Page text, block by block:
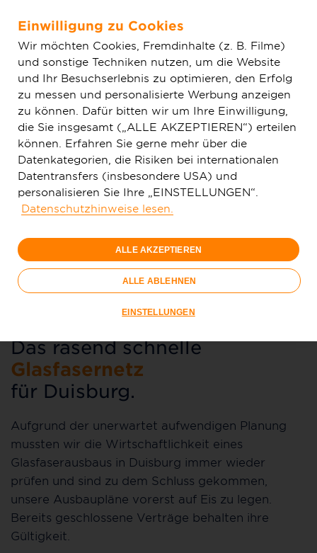
Zum Hauptinhalt springen
Glasfaser & Ausbau Ausbaugebiete
Westfalen
Duisburg
Glasfaserausbau in
Duisburg liegt auf Eis
Das rasend schnelle
Glasfasernetz
für Duisburg.
Aufgrund der unerwartet aufwendigen Planung
mussten wir die Wirtschaftlichkeit eines
Glasfaserausbaus in Duisburg immer wieder
prüfen und sind zu dem Schluss gekommen,
unsere Ausbaupläne vorerst auf Eis zu legen.
Bereits geschlossene Verträge behalten ihre
Gültigkeit.
Einwilligung zu Cookies
Wir möchten Cookies, Fremdinhalte (z. B. Filme)
und sonstige Techniken nutzen, um die Website
und Ihr Besuchserlebnis zu optimieren, den Erfolg
zu messen und personalisierte Werbung anzeigen
zu können. Dafür bitten wir um Ihre Einwilligung,
die Sie insgesamt („ALLE AKZEPTIEREN“) erteilen
können. Erfahren Sie gerne mehr über die
Datenkategorien, die Risiken bei internationalen
Datentransfers (insbesondere USA) und
personalisieren Sie Ihre „EINSTELLUNGEN“.
Datenschutzhinweise lesen.
ALLE AKZEPTIEREN
ALLE ABLEHNEN
EINSTELLUNGEN